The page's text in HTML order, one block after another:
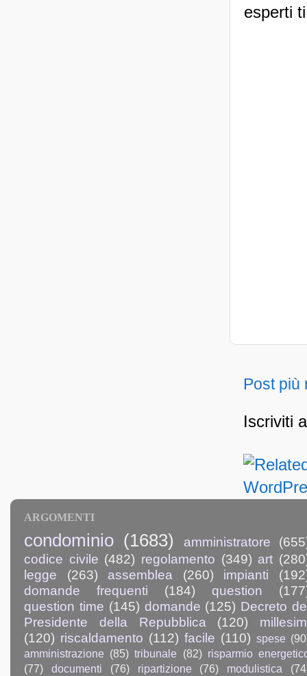
esperti
Post più
Iscriviti
ARGOMENTI
condominio (1683) amministratore
codice civile (482) regolamento (349) art
legge
(263) assemblea (260) impianti
domande frequenti
(184) question
question time (145) domande (125) Decreto
Presidente della Repubblica
(120)
(120) riscaldamento (112) facile (110) spese
amministrazione (85) tribunale (82) risparmio
(77)
documenti (76) ripartizione (76) modulistica